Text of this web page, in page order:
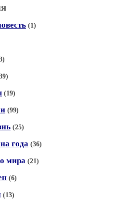
(1)
(19)
(99)
(25)
года (36)
мира (21)
(6)
(13)